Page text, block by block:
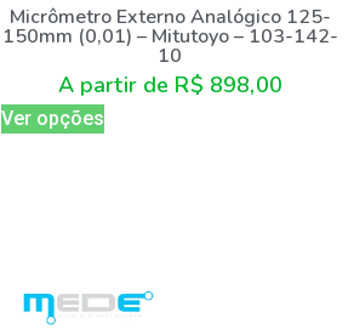
Micrômetro Externo Analógico 125-
150mm (0,01) – Mitutoyo – 103-142-
10
A partir de R$ 898,00
Ver opções